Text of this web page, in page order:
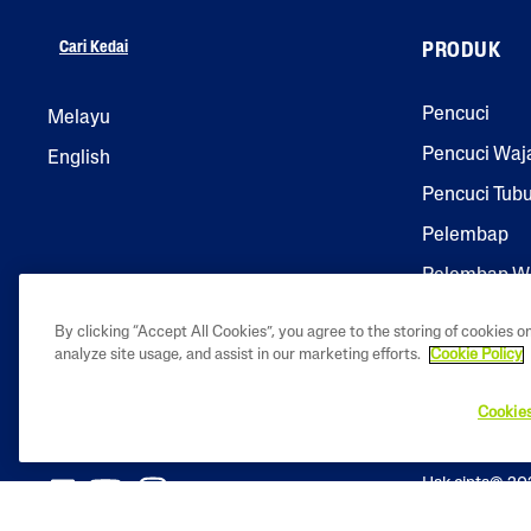
Cari Kedai
Melayu
English
PRODUK
Pencuci
Pencuci
Pencuci
Pelembap
Pelembap
Penjagaan
Hak cipta©
By clicking “Accept All Cookies”, you agree to the storing of cookies
analyze site usage, and assist in our marketing efforts.
Cookie Policy